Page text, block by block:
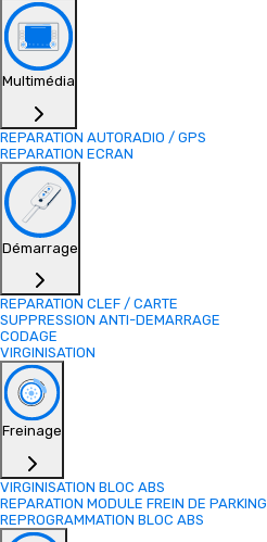
Multimédia
REPARATION AUTORADIO / GPS
REPARATION ECRAN
Démarrage
REPARATION CLEF / CARTE
SUPPRESSION ANTI-DEMARRAGE
CODAGE
VIRGINISATION
Freinage
VIRGINISATION BLOC ABS
REPARATION MODULE FREIN DE PARKING
REPROGRAMMATION BLOC ABS